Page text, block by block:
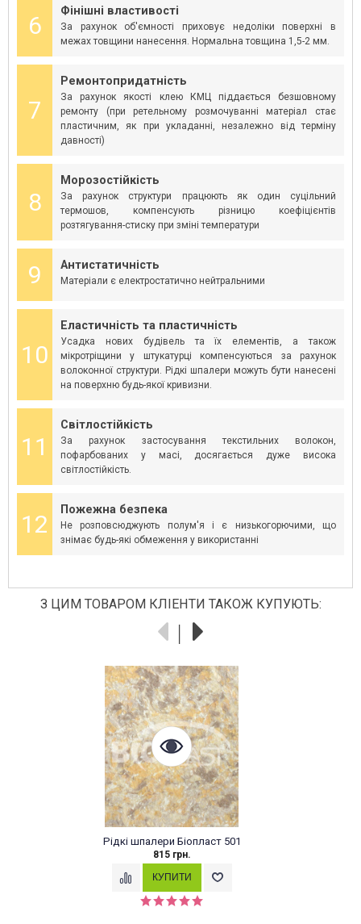
6
Фінішні властивості
За рахунок об'ємності приховує недоліки поверхні в
межах товщини нанесення. Нормальна товщина 1,5-2 мм.
7
Ремонтопридатність
За рахунок якості клею КМЦ піддається безшовному
ремонту (при ретельному розмочуванні матеріал стає
пластичним, як при укладанні, незалежно від терміну
давності)
8
Морозостійкість
За рахунок структури працюють як один суцільний
термошов, компенсують різницю коефіцієнтів
розтягування-стиску при зміні температури
9 Антистатичність
Матеріали є електростатично нейтральними
10
Еластичність та пластичність
Усадка нових будівель та їх елементів, а також
мікротріщини у штукатурці компенсуються за рахунок
волоконної структури. Рідкі шпалери можуть бути нанесені
на поверхню будь-якої кривизни.
11
Світлостійкість
За рахунок застосування текстильних волокон,
пофарбованих у масі, досягається дуже висока
світлостійкість.
12
Пожежна безпека
Не розповсюджують полум'я і є низькогорючими, що
знімає будь-які обмеження у використанні
З ЦИМ ТОВАРОМ КЛІЕНТИ ТАКОЖ КУПУЮТЬ: